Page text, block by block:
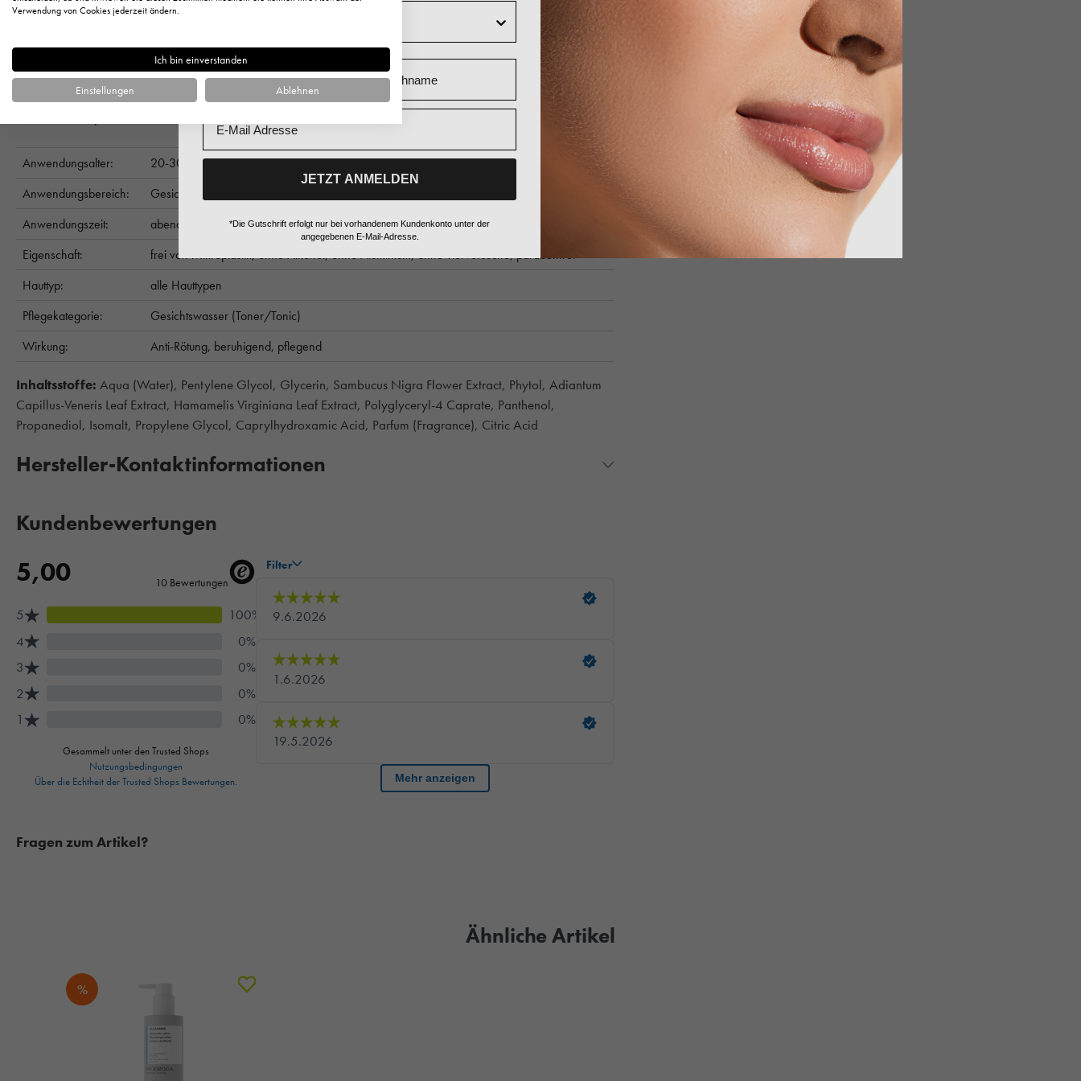
entfernt alle Rückstände
hinterlässt ein frisches Hautgefühl
Frischekick für die Haut
Anwendung:Befeuchten Sie nach der Reinigung ein Wattepad mit dem Gesichtswasser. Tonisieren Sie danach
Anwendungsalter: 20-30, 30-40,40-50,50-60,Jugendliche,über 60
Anwendungsbereich:
Gesicht
Anwendungszeit:
abends,
morgens
Eigenschaft:
frei von Mikroplastik,ohne Alkohol,ohne Aluminium,ohne Tierversuche,parabenfrei
Hauttyp:
alle Hauttypen
Pflegekategorie:
Gesichtswasser (Toner/Tonic)
Wirkung:
Anti-Rötung, beruhigend, pflegend
Inhaltsstoffe: Aqua (Water), Pentylene Glycol, Glycerin, Sambucus Nigra Flower Extract, Phytol, Adiantum
Capillus-Veneris Leaf Extract, Hamamelis Virginiana Leaf Extract, Polyglyceryl-4 Caprate, Panthenol,
Propanediol, Isomalt, Propylene Glycol, Caprylhydroxamic Acid, Parfum (Fragrance), Citric Acid
Hersteller-Kontaktinformationen
Kundenbewertungen
Fragen zum Artikel?
Ähnliche Artikel
%
Verwendung von Cookies jederzeit ändern.
Ich bin einverstanden
Einstellungen Ablehnen
Vorname
JETZT ANMELDEN
*Die Gutschrift erfolgt nur bei vorhandenem Kundenkonto unter der
angegebenen E-Mail-Adresse.